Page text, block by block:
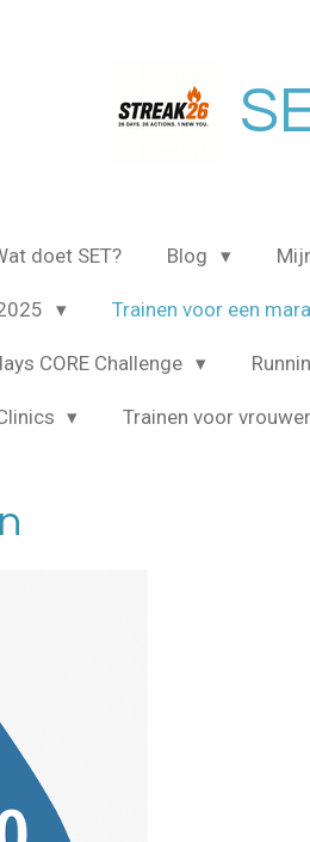
doet SET? Blog
Trainen voor een
CORE Challenge
Trainen voor